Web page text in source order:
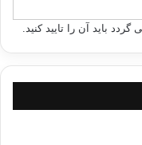
باید آن را تایید کنید.